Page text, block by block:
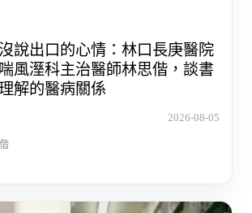
說出口的心情：林口長庚醫院
風溼科主治醫師林思偕，談書
解的醫病關係
2026-08-05